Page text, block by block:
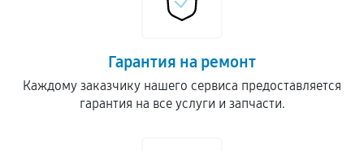
Гарантия на ремонт
Каждому заказчику нашего сервиса предоставляется
гарантия на все услуги и запчасти.